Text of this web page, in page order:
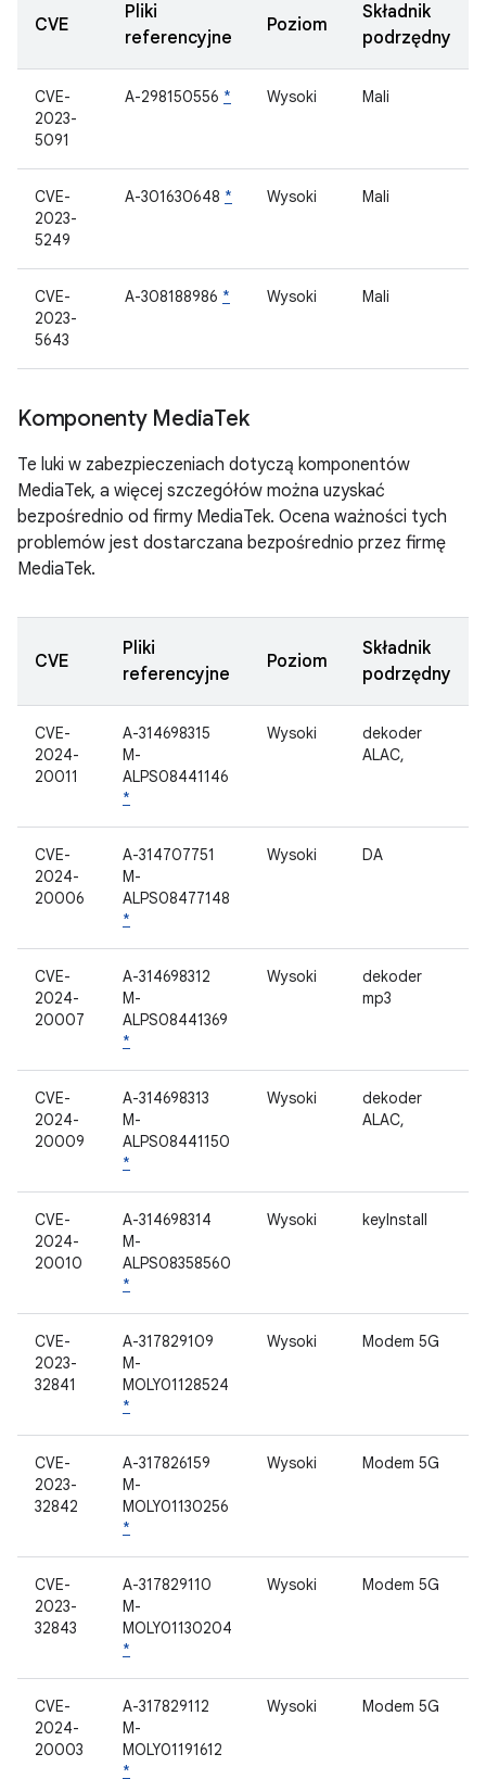
CVE
Pliki
referencyjne
Poziom
Składnik
podrzędny
CVE-
2023-
5091
A-298150556 * Wysoki Mali
CVE-
2023-
5249
A-301630648 * Wysoki Mali
CVE-
2023-
5643
A-308188986 * Wysoki Mali
Komponenty MediaTek
Te luki w zabezpieczeniach dotyczą komponentów
MediaTek, a więcej szczegółów można uzyskać
bezpośrednio od firmy MediaTek. Ocena ważności tych
problemów jest dostarczana bezpośrednio przez firmę
MediaTek.
CVE
Pliki
referencyjne
Poziom
Składnik
podrzędny
CVE-
2024-
20011
A-314698315
M-
ALPS08441146
*
Wysoki
dekoder
ALAC,
CVE-
2024-
20006
A-314707751
M-
ALPS08477148
*
Wysoki DA
CVE-
2024-
20007
A-314698312
M-
ALPS08441369
*
Wysoki
dekoder
mp3
CVE-
2024-
20009
A-314698313
M-
ALPS08441150
*
Wysoki
dekoder
ALAC,
CVE-
2024-
20010
A-314698314
M-
ALPS08358560
*
Wysoki keyInstall
CVE-
2023-
32841
A-317829109
M-
MOLY01128524
*
Wysoki Modem 5G
CVE-
2023-
32842
A-317826159
M-
MOLY01130256
*
Wysoki Modem 5G
CVE-
2023-
32843
A-317829110
M-
MOLY01130204
*
Wysoki Modem 5G
CVE-
2024-
20003
A-317829112
M-
MOLY01191612
*
Wysoki Modem 5G